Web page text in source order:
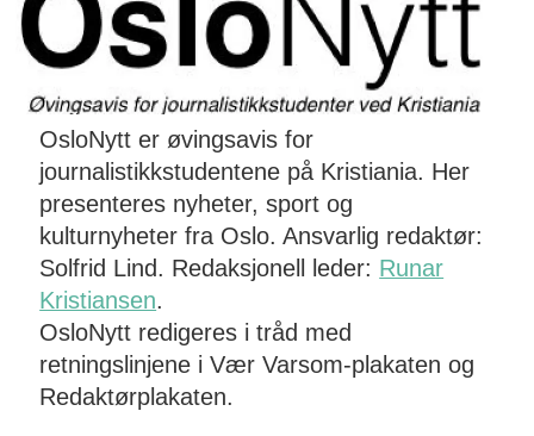
OsloNytt er øvingsavis for
journalistikkstudentene på Kristiania. Her
presenteres nyheter, sport og
kulturnyheter fra Oslo. Ansvarlig redaktør:
Solfrid Lind. Redaksjonell leder: Runar
Kristiansen.
OsloNytt redigeres i tråd med
retningslinjene i Vær Varsom-plakaten og
Redaktørplakaten.